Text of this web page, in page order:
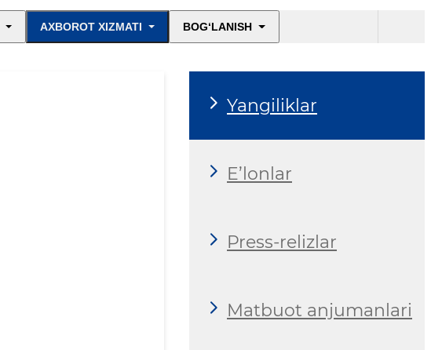
AXBOROT XIZMATI BOG‘LANISH
Yangiliklar
E’lonlar
Press-relizlar
Matbuot anjumanlari